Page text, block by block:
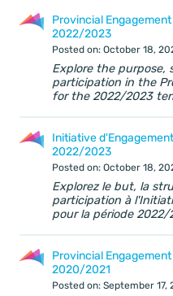
Provincial
2022/2023
Posted on: October 18,
Explore the
participation in the
for the 2022/2023
Initiative
2022/2023
Posted on: October 18,
Explorez le but, la
participation à
pour la période 2022/
Provincial
2020/2021
Posted on: September 17,